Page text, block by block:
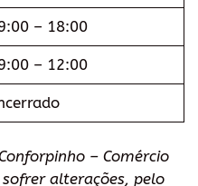
– 18:00
– 12:00
– Comércio
sofrer alterações, pelo